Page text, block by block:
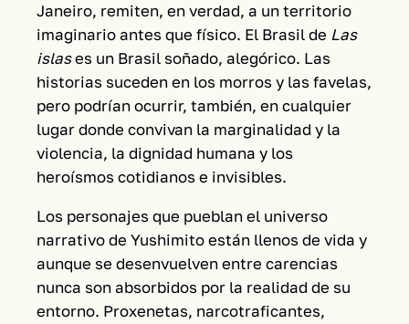
Janeiro, remiten, en verdad, a un territorio
imaginario antes que físico. El Brasil de Las
islases un Brasil soñado, alegórico. Las
historias suceden en los morros y las favelas,
pero podrían ocurrir, también, en cualquier
lugar donde convivan la marginalidad y la
violencia, la dignidad humana y los
heroísmos cotidianos e invisibles.
Los personajes que pueblan el universo
narrativo de Yushimito están llenos de vida y
aunque se desenvuelven entre carencias
nunca son absorbidos por la realidad de su
entorno. Proxenetas, narcotraficantes,